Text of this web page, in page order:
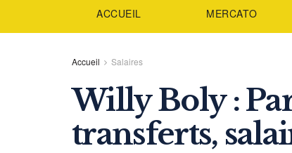
ACCUEIL MERCATO
Accueil Salaires
Willy Boly :
transferts,